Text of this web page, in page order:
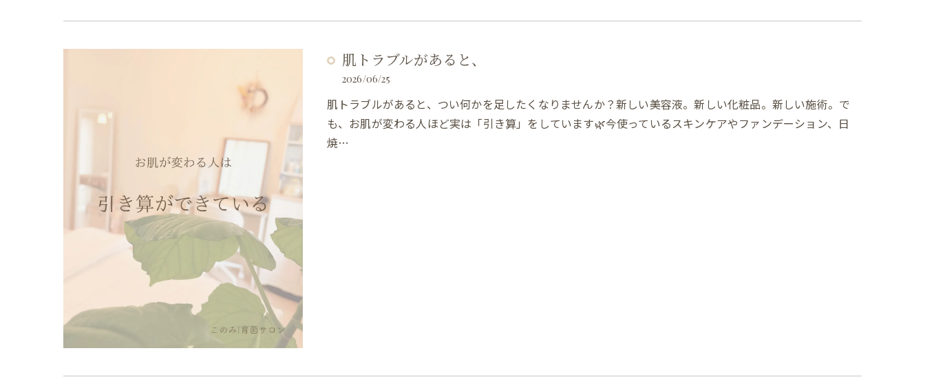
肌トラブルがあると、
2026/06/25
肌トラブルがあると、つい何かを足したくなりませんか？新しい美容液。新しい化粧品。新しい施術。で
も、お肌が変わる人ほど実は「引き算」をしています🌿今使っているスキンケアやファンデーション、日
焼…